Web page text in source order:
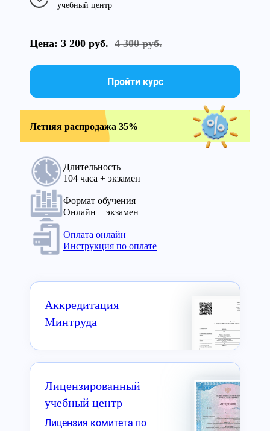
учебный центр
Цена: 3 200 руб. 4 300 руб.
Пройти курс
Летняя распродажа 35%
Длительность
104 часа + экзамен
Формат обучения
Онлайн + экзамен
Оплата онлайн
Инструкция по оплате
Аккредитация
Минтруда
Лицензированный
учебный центр
Лицензия комитета по